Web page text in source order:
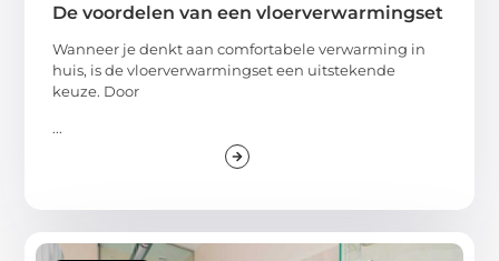
De voordelen van een vloerverwarmingset
Wanneer je denkt aan comfortabele verwarming in
huis, is de vloerverwarmingset een uitstekende
keuze. Door
...